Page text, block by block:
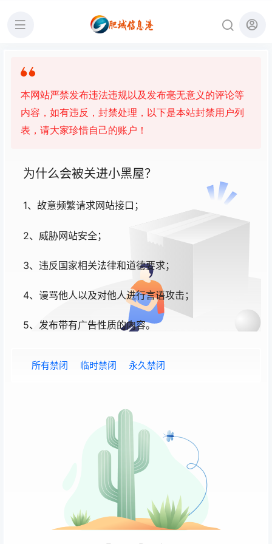
本网站严禁发布违法违规以及发布毫无意义的评论等
内容，如有违反，封禁处理，以下是本站封禁用户列
表，请大家珍惜自己的账户！
为什么会被关进小黑屋？
1、故意频繁请求网站接口；
2、威胁网站安全；
3、违反国家相关法律和道德要求；
4、谩骂他人以及对他人进行言语攻击；
5、发布带有广告性质的内容。
所有禁闭 临时禁闭 永久禁闭